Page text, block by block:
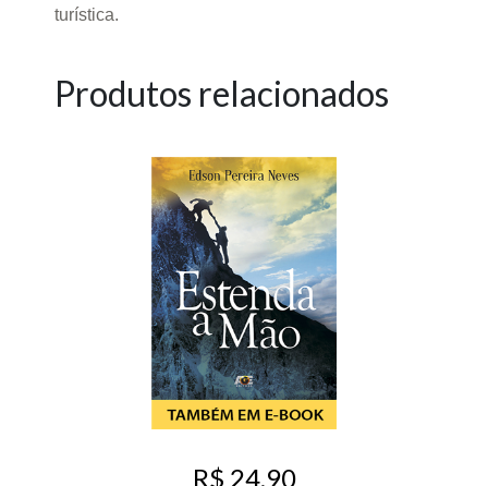
turística.
Produtos relacionados
R$ 24,90